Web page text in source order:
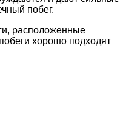
побег.
расположенные
хорошо подходят